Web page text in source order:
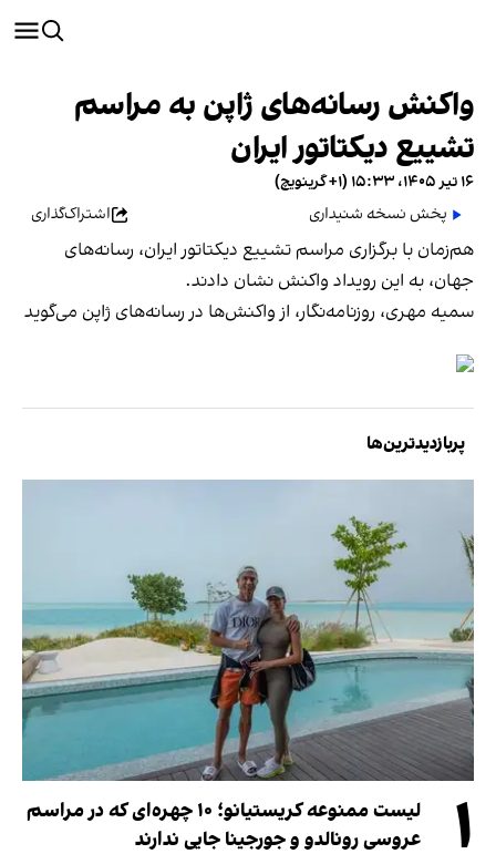
واکنش رسانه‌های ژاپن به مراسم
تشییع دیکتاتور ایران
۱۶ تیر ۱۴۰۵، ۱۵:۳۳ (‎+۱ گرینویچ)
پخش نسخه شنیداری
اشتراک‌گذاری
هم‌زمان با برگزاری مراسم تشییع دیکتاتور ایران، رسانه‌های
جهان، به این رویداد واکنش نشان دادند.
سمیه مهری، روزنامه‌نگار، از واکنش‌ها در رسانه‌های ژاپن می‌گوید
پربازدیدترین‌ها
۱
لیست ممنوعه کریستیانو؛ ۱۰ چهره‌ای که در مراسم
عروسی رونالدو و جورجینا جایی ندارند